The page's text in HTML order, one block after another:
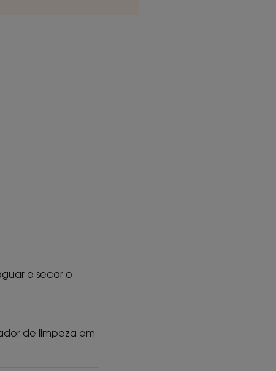
e secar o
de limpeza em